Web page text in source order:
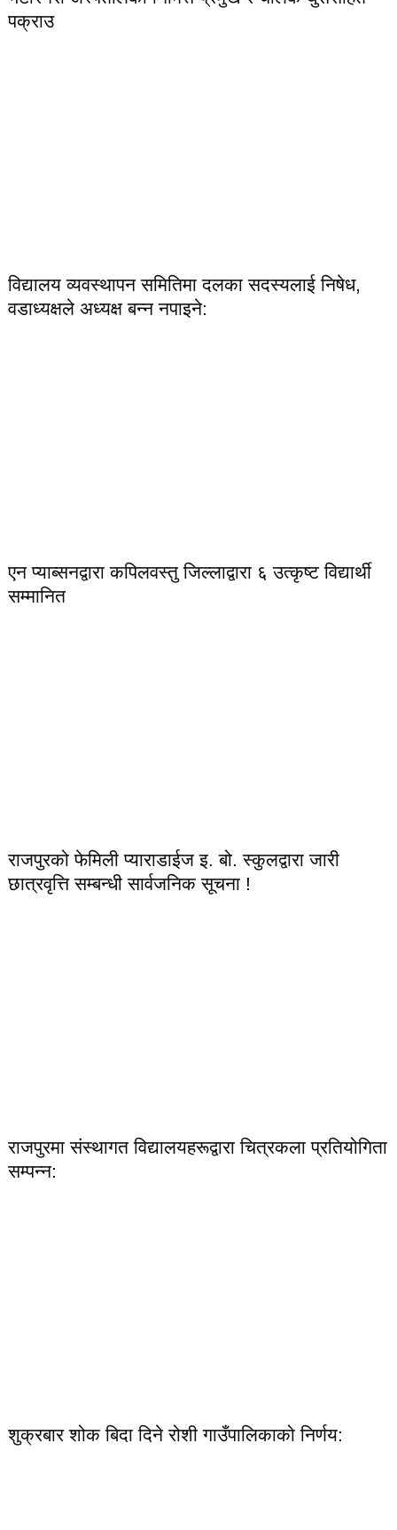
पक्राउ
विद्यालय व्यवस्थापन समितिमा दलका सदस्यलाई निषेध,
वडाध्यक्षले अध्यक्ष बन्न नपाइने:
एन प्याब्सनद्वारा कपिलवस्तु जिल्लाद्वारा ६ उत्कृष्ट विद्यार्थी
सम्मानित
राजपुरको फेमिली प्याराडाईज इ. बो. स्कुलद्वारा जारी
छात्रवृत्ति सम्बन्धी सार्वजनिक सूचना !
राजपुरमा संस्थागत विद्यालयहरूद्वारा चित्रकला प्रतियोगिता
सम्पन्न:
शुक्रबार शोक बिदा दिने रोशी गाउँपालिकाको निर्णय: